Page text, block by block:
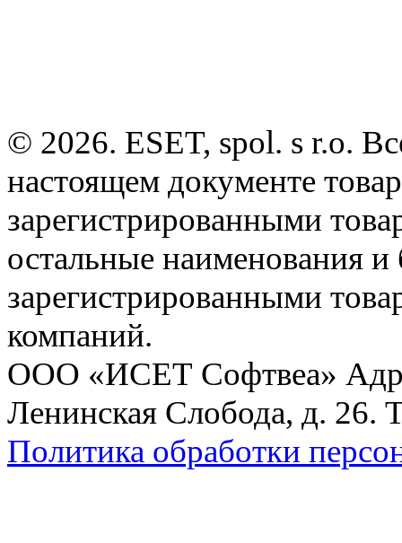
© 2026. ESET, spol. s r.o.
настоящем документе
зарегистрированными
остальные наименования
зарегистрированными
компаний.
ООО «ИСЕТ Софтвеа»
Ленинская Слобода, д. 26.
Политика обработки